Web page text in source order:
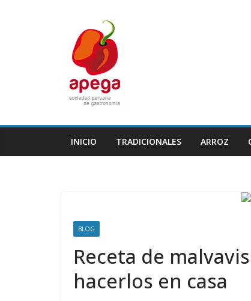
INICIO TRADICIONALES ARROZ
BLOG
Receta de
hacerlos en casa